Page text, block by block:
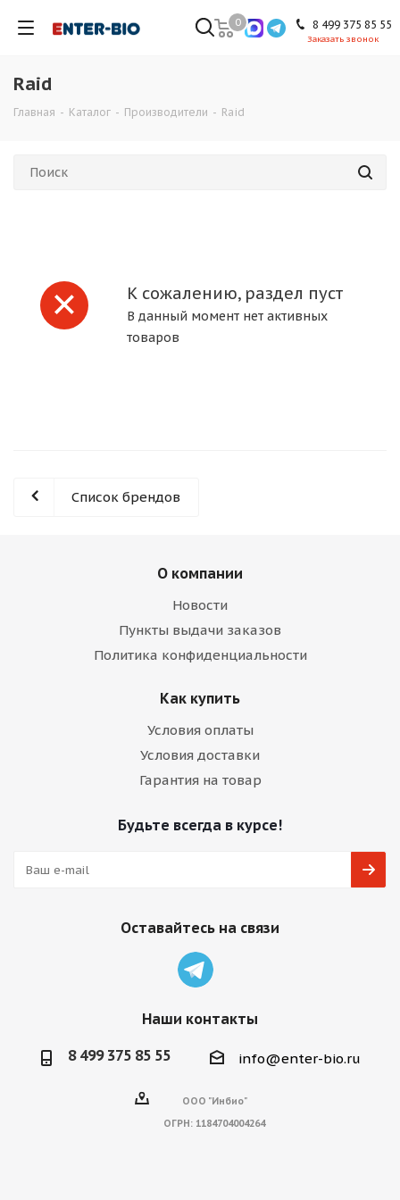
8 499 375 85 55
Заказать звонок
0
Raid
Главная - Каталог - Производители - Raid
К сожалению, раздел пуст
В данный момент нет активных
товаров
Список брендов
О компании
Новости
Пункты выдачи заказов
Политика конфиденциальности
Как купить
Условия оплаты
Условия доставки
Гарантия на товар
Будьте всегда в курсе!
Оставайтесь на связи
Наши контакты
8 499 375 85 55 info@enter-bio.ru
ООО "Инбио"
ОГРН: 1184704004264